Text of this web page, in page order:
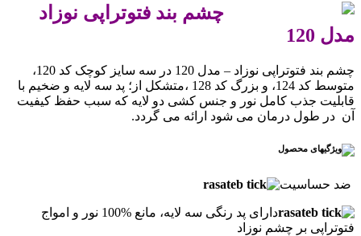
چشم بند فتوتراپی نوزاد
مدل 120
چشم بند فتوتراپی نوزاد – مدل 120 در سه سایز کوچک کد 120،
متوسط کد 124، و بزرگ کد 128 ،متشکل از؛ پد سه لایه و ضخیم با
قابلیت جذب کامل نور و جنس کشی دو لایه که سبب حفظ کیفیت
آن در طول درمان می شود ارائه می گردد.
ضد حساسيت
دارای پد رنگی سه لایه، مانع %100 نور و امواج
فتوتراپی بر چشم نوزاد